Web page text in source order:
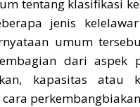
tentang klasifikasi
jenis
umum
dari aspek
kapasitas atau